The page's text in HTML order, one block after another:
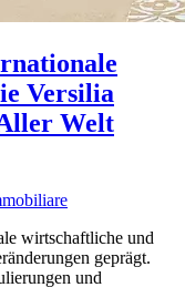
Versilia
Welt
wirtschaftliche und
geprägt.
und